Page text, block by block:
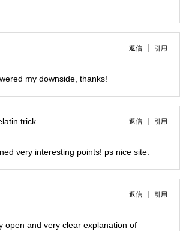
返信 引用
my downside, thanks!
trick 返信 引用
very interesting points! ps nice site.
返信 引用
open and very clear explanation of